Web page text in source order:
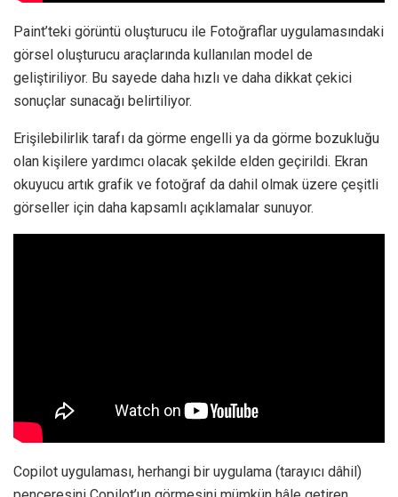
Paint’teki görüntü oluşturucu ile Fotoğraflar uygulamasındaki
görsel oluşturucu araçlarında kullanılan model de
geliştiriliyor. Bu sayede daha hızlı ve daha dikkat çekici
sonuçlar sunacağı belirtiliyor.
Erişilebilirlik tarafı da görme engelli ya da görme bozukluğu
olan kişilere yardımcı olacak şekilde elden geçirildi. Ekran
okuyucu artık grafik ve fotoğraf da dahil olmak üzere çeşitli
görseller için daha kapsamlı açıklamalar sunuyor.
Copilot uygulaması, herhangi bir uygulama (tarayıcı dâhil)